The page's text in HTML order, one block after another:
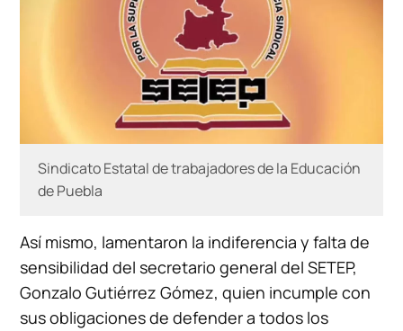
Sindicato Estatal de trabajadores de la Educación
de Puebla
Así mismo, lamentaron la indiferencia y falta de
sensibilidad del secretario general del SETEP,
Gonzalo Gutiérrez Gómez, quien incumple con
sus obligaciones de defender a todos los